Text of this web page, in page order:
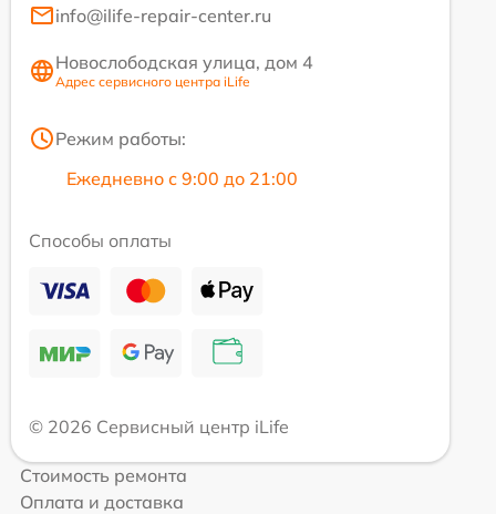
info@ilife-repair-center.ru
Новослободская улица, дом 4
Адрес сервисного центра iLife
Режим работы:
Ежедневно с 9:00 до 21:00
Способы оплаты
© 2026 Сервисный центр iLife
Стоимость ремонта
Оплата и доставка